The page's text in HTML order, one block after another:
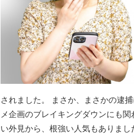
されました。 まさか、まさかの逮
メ企画のブレイキングダウンにも
い外見から、根強い人気もありま